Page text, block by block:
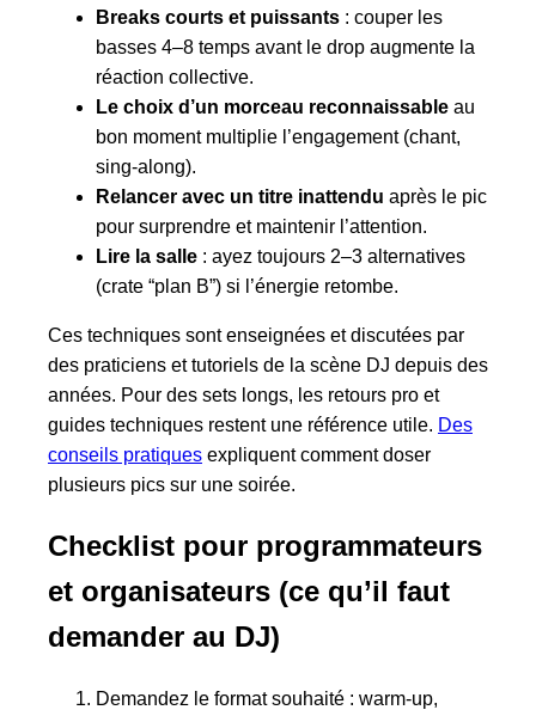
Breaks courts et puissants : couper les
basses 4–8 temps avant le drop augmente la
réaction collective.
Le choix d’un morceau reconnaissable au
bon moment multiplie l’engagement (chant,
sing-along).
Relancer avec un titre inattendu après le pic
pour surprendre et maintenir l’attention.
Lire la salle : ayez toujours 2–3 alternatives
(crate “plan B”) si l’énergie retombe.
Ces techniques sont enseignées et discutées par
des praticiens et tutoriels de la scène DJ depuis des
années. Pour des sets longs, les retours pro et
guides techniques restent une référence utile. Des
conseils pratiques expliquent comment doser
plusieurs pics sur une soirée.
Checklist pour programmateurs
et organisateurs (ce qu’il faut
demander au DJ)
Demandez le format souhaité : warm-up,